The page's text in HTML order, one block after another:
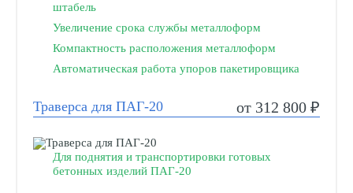
штабель
Увеличение срока службы металлоформ
Компактность расположения металлоформ
Автоматическая работа упоров пакетировщика
Траверса для ПАГ-20 от 312 800 ₽
Для поднятия и транспортировки готовых
бетонных изделий ПАГ-20